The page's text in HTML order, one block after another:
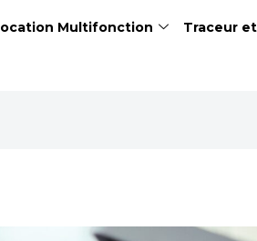
Multifonction Traceur